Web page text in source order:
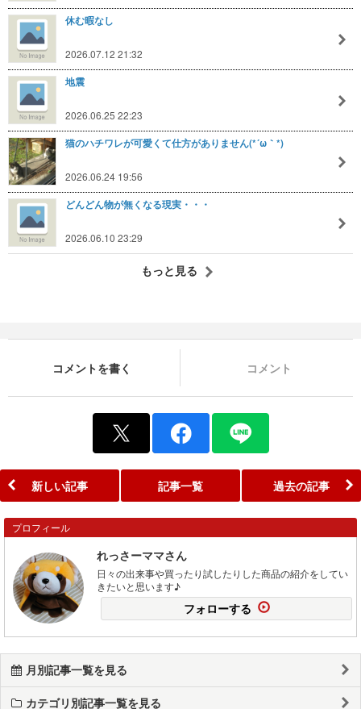
休む暇なし
2026.07.12 21:32
地震
2026.06.25 22:23
猫のハチワレが可愛くて仕方がありません(*´ω｀*)
2026.06.24 19:56
どんどん物が無くなる現実・・・
2026.06.10 23:29
もっと見る
コメントを書く コメント
新しい記事 記事一覧 過去の記事
プロフィール
れっさーママさん
日々の出来事や買ったり試したりした商品の紹介をしてい
きたいと思います♪
フォローする
月別記事一覧を見る
カテゴリ別記事一覧を見る